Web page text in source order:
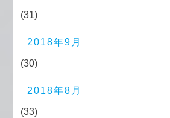
(31)
2018年9月
(30)
2018年8月
(33)